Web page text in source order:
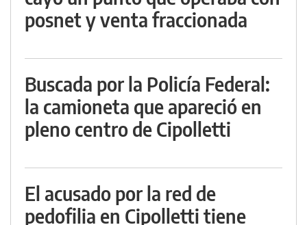
posnet y venta fraccionada
Buscada por la Policía Federal:
la camioneta que apareció en
pleno centro de Cipolletti
El acusado por la red de
pedofilia en Cipolletti tiene